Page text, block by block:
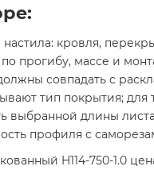
кровля,
прогибу, массе и
совпадать с
тип покрытия; для
выбранной длины
профиля с
H114-750-1.0